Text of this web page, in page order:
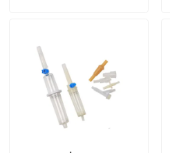
Hakkımızda
Fabrika turu